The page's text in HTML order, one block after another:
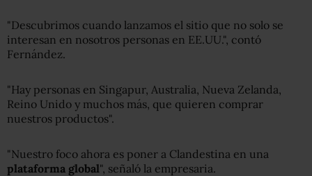
"Descubrimos cuando lanzamos el sitio que no solo se
interesan en nosotros personas en EE.UU.", contó
Fernández.
"Hay personas en Singapur, Australia, Nueva Zelanda,
Reino Unido y muchos más, que quieren comprar
nuestros productos".
"Nuestro foco ahora es poner a Clandestina en una
plataforma global", señaló la empresaria.